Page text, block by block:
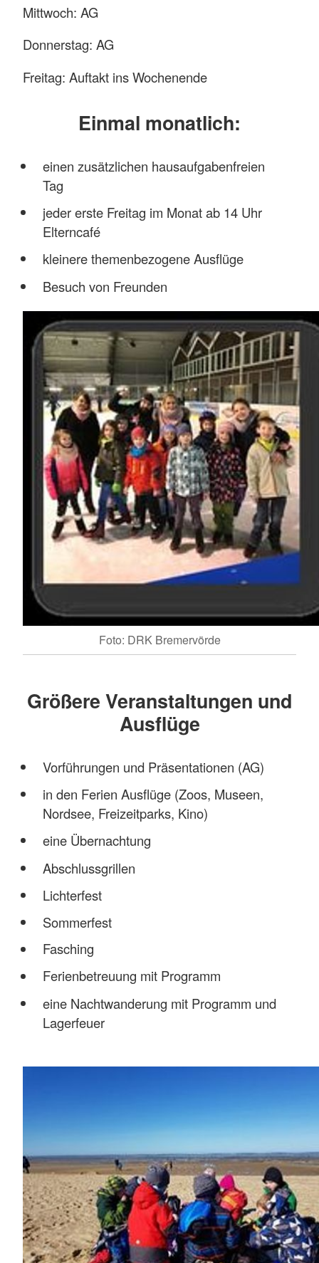
Mittwoch: AG
Donnerstag: AG
Freitag: Auftakt ins Wochenende
Einmal monatlich:
einen zusätzlichen hausaufgabenfreien
Tag
jeder erste Freitag im Monat ab 14 Uhr
Elterncafé
kleinere themenbezogene Ausflüge
Besuch von Freunden
Foto: DRK Bremervörde
Größere Veranstaltungen und
Ausflüge
Vorführungen und Präsentationen (AG)
in den Ferien Ausflüge (Zoos, Museen,
Nordsee, Freizeitparks, Kino)
eine Übernachtung
Abschlussgrillen
Lichterfest
Sommerfest
Fasching
Ferienbetreuung mit Programm
eine Nachtwanderung mit Programm und
Lagerfeuer